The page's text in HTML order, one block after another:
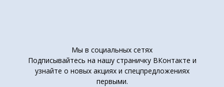
Мы в социальных сетях
Подписывайтесь на нашу страничку ВКонтакте и
узнайте о новых акциях и спецпредложениях
первыми.